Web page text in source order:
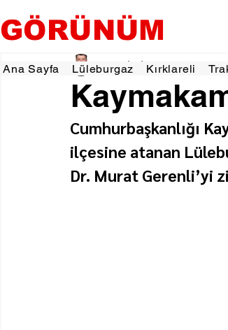
GÖRÜNÜM
Ana Sayfa Lüleburgaz Kırklareli
Tevfik İŞÇİ 24 Haz 1 dakikada
Cumhurbaşkanlığı
ilçesine atanan
Dr. Murat Gerenli’yi